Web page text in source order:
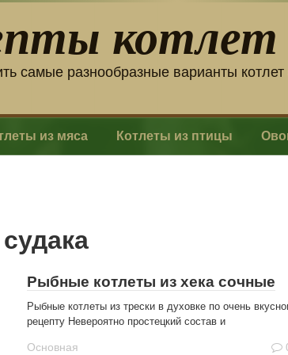
котлет
самые разнообразные варианты котлет
из мяса Котлеты из птицы
Рыбные котлеты из хека сочные
Рыбные котлеты из трески в духовке по очень
рецепту Невероятно простецкий состав и
Основная